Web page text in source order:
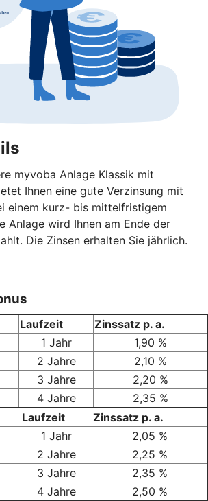
myvoba Anlage Klassik mit
Ihnen eine gute Verzinsung mit
einem kurz- bis mittelfristigem
Anlage wird Ihnen am Ende der
Die Zinsen erhalten Sie jährlich.
Laufzeit
Zinssatz p. a.
1 Jahr
1,90 %
2 Jahre
2,10 %
3 Jahre
2,20 %
4 Jahre
2,35 %
Laufzeit
Zinssatz p. a.
1 Jahr
2,05 %
2 Jahre
2,25 %
3 Jahre
2,35 %
4 Jahre
2,50 %